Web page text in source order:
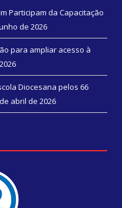
Participam da Capacitação
de 2026
para ampliar acesso à
Diocesana pelos 66
abril de 2026